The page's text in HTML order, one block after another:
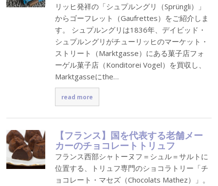
リッヒ発祥の「シュプルングリ（Sprüngli）」
からゴーフレット（Gaufrettes）をご紹介しま
す。 シュプルングリは1836年、デイビッド・
シュプルングリがチューリッヒのマーケット・
ストリート（Marktgasse）にある菓子店フォ
ーゲル菓子店（Konditorei Vogel）を買収し、
Marktgasseにthe…
read more
【フランス】国を代表する老舗メー
カーのチョコレートトリュフ
フランス西部シャトーヌフ＝シュル＝サルトに
位置する、トリュフ専門のショコラトリー「チ
ョコレート・マセズ（Chocolats Mathez）」。